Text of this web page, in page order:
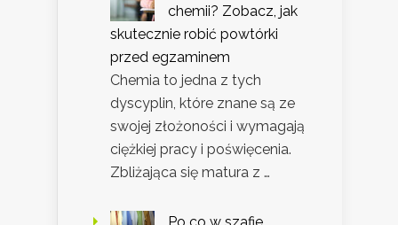
chemii? Zobacz, jak
skutecznie robić powtórki
przed egzaminem
Chemia to jedna z tych
dyscyplin, które znane są ze
swojej złożoności i wymagają
ciężkiej pracy i poświęcenia.
Zbliżająca się matura z …
Po co w szafie